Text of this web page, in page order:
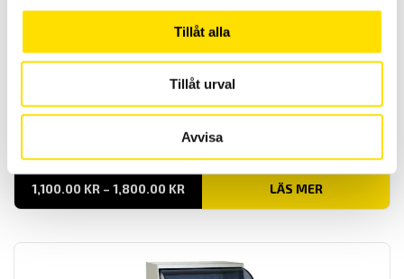
Tillåt alla
Tillåt urval
Avvisa
1,100.00 KR – 1,800.00 KR PRISINTERVALL:
TILL
LÄS MER